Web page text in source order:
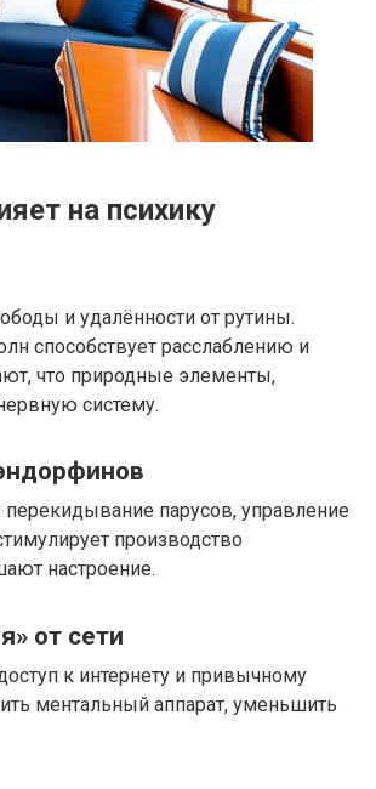
на психику
и удалённости от рутины.
способствует расслаблению и
что природные элементы,
систему.
перекидывание парусов, управление
производство
настроение.
от сети
к интернету и привычному
ментальный аппарат, уменьшить